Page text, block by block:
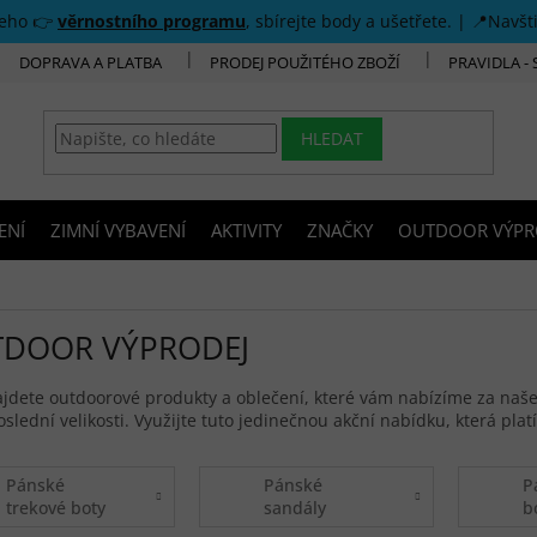
👉 věrnostního programu, sbírejte body a ušetřete. |
DOPRAVA A PLATBA PRODEJ POUŽITÉHO ZBOŽÍ PRAVIDLA -
HLEDAT
ZIMNÍ VYBAVENÍ AKTIVITY ZNAČKY OUTDOOR
VÝPRODEJ
outdoorové produkty a oblečení, které vám nabízíme za
velikosti. Využijte tuto jedinečnou akční nabídku, která
Pánské
trekové boty
Pánské
sandály